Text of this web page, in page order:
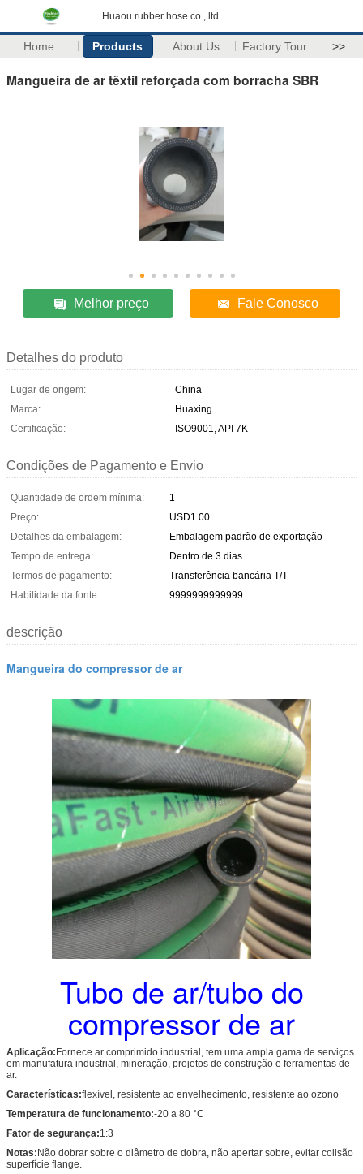
Huaou rubber hose co., ltd
Home Products About Us Factory Tour >>
Mangueira de ar têxtil reforçada com borracha SBR
Melhor preço Fale Conosco
Detalhes do produto
Lugar de origem:
China
Marca:
Huaxing
Certificação:
ISO9001, API 7K
Condições de Pagamento e Envio
Quantidade de ordem mínima:
1
Preço:
USD1.00
Detalhes da embalagem:
Embalagem padrão de exportação
Tempo de entrega:
Dentro de 3 dias
Termos de pagamento:
Transferência bancária T/T
Habilidade da fonte:
9999999999999
descrição
Mangueira do compressor de ar
Tubo de ar/tubo do
compressor de ar
Aplicação:Fornece ar comprimido industrial, tem uma ampla gama de serviços
em manufatura industrial, mineração, projetos de construção e ferramentas de
ar.
Características:flexível, resistente ao envelhecimento, resistente ao ozono
Temperatura de funcionamento:-20 a 80 °C
Fator de segurança:1:3
Notas:Não dobrar sobre o diâmetro de dobra, não apertar sobre, evitar colisão
superfície flange.